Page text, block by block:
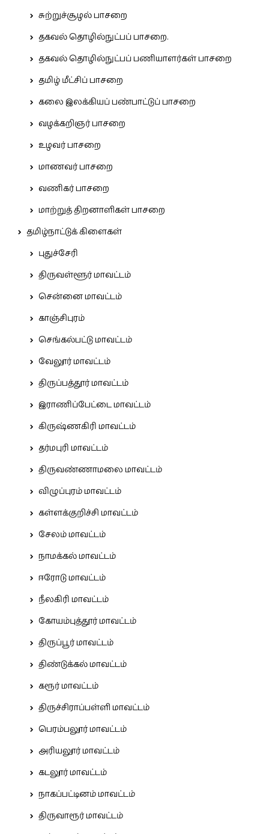
சுற்றுச்சூழல் பாசறை
தகவல் தொழில்நுட்பப் பாசறை.
தகவல் தொழில்நுட்பப் பணியாளர்கள் பாசறை
தமிழ் மீட்சிப் பாசறை
கலை இலக்கியப் பண்பாட்டுப் பாசறை
வழக்கறிஞர் பாசறை
உழவர் பாசறை
மாணவர் பாசறை
வணிகர் பாசறை
மாற்றுத் திறனாளிகள் பாசறை
தமிழ்நாட்டுக் கிளைகள்
புதுச்சேரி
திருவள்ளூர் மாவட்டம்
சென்னை மாவட்டம்
காஞ்சிபுரம்
செங்கல்பட்டு மாவட்டம்
வேலூர் மாவட்டம்
திருப்பத்தூர் மாவட்டம்
இராணிப்பேட்டை மாவட்டம்
கிருஷ்ணகிரி மாவட்டம்
தர்மபுரி மாவட்டம்
திருவண்ணாமலை மாவட்டம்
விழுப்புரம் மாவட்டம்
கள்ளக்குறிச்சி மாவட்டம்
சேலம் மாவட்டம்
நாமக்கல் மாவட்டம்
ஈரோடு மாவட்டம்
நீலகிரி மாவட்டம்
கோயம்புத்தூர் மாவட்டம்
திருப்பூர் மாவட்டம்
திண்டுக்கல் மாவட்டம்
கரூர் மாவட்டம்
திருச்சிராப்பள்ளி மாவட்டம்
பெரம்பலூர் மாவட்டம்
அரியலூர் மாவட்டம்
கடலூர் மாவட்டம்
நாகப்பட்டினம் மாவட்டம்
திருவாரூர் மாவட்டம்